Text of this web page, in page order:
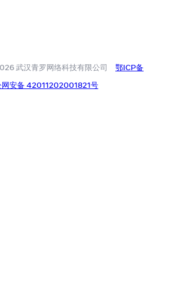
武汉青罗网络科技有限公司
鄂ICP备
网安备 42011202001821号